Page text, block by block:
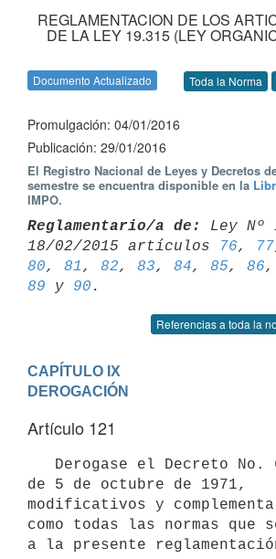
REGLAMENTACION DE LOS
DE LA LEY 19.315 (LEY
Documento Actualizado Toda la Norma
Promulgación: 04/01/2016
Publicación: 29/01/2016
El Registro Nacional de Leyes y Decretos
semestre se encuentra disponible en la
IMPO.
Reglamentario/a de:
Ley Nº
18/02/2015 artículos
76, 77
80, 81 , 82, 83, 84, 85, 86,
89 y 90
Referencias a toda la
CAPÍTULO IX
DEROGACIÓN
Artículo 121
de 5 de octubre de 1971,
modificativos y
como todas las normas que